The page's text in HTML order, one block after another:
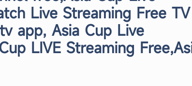
Live Streaming Free TV
app, Asia Cup Live
LIVE Streaming